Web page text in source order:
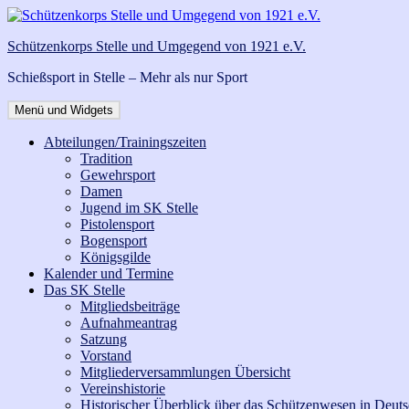
Zum
springen
Schützenkorps Stelle und Umgegend von 1921 e.V.
Schießsport in Stelle – Mehr als nur Sport
Menü und Widgets
Abteilungen/Trainingszeiten
Tradition
Gewehrsport
Damen
Jugend im SK Stelle
Pistolensport
Bogensport
Königsgilde
Kalender und Termine
Das SK Stelle
Mitgliedsbeiträge
Aufnahmeantrag
Satzung
Vorstand
Mitgliederversammlungen Übersicht
Vereinshistorie
Historischer Überblick über das Schützenwesen in